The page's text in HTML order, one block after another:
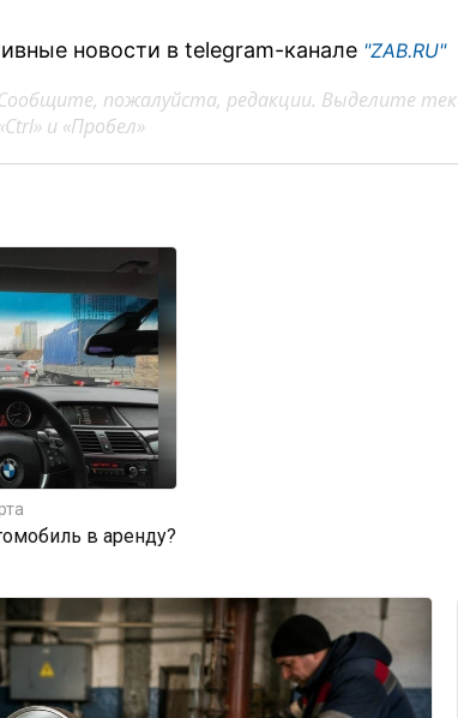
новости в telegram-канале "ZAB.RU"
пожалуйста, редакции. Выделите
и «Пробел»
в аренду?